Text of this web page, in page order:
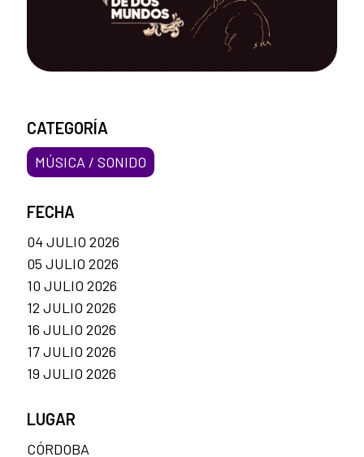
CATEGORÍA
MÚSICA / SONIDO
FECHA
04 JULIO 2026
05 JULIO 2026
10 JULIO 2026
12 JULIO 2026
16 JULIO 2026
17 JULIO 2026
19 JULIO 2026
LUGAR
CÓRDOBA